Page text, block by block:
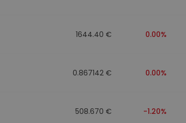
1644.40 € 0.00%
0.867142 € 0.00%
508.670 € -1.20%